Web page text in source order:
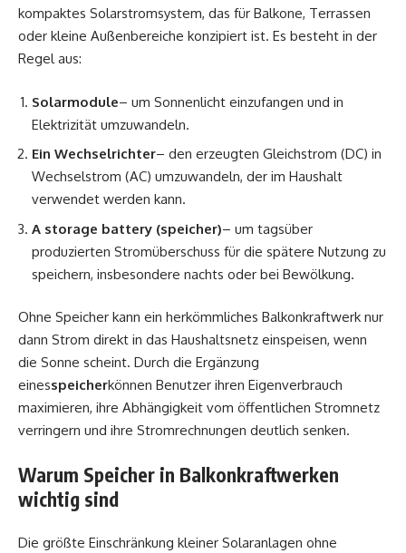
kompaktes Solarstromsystem, das für Balkone, Terrassen
oder kleine Außenbereiche konzipiert ist. Es besteht in der
Regel aus:
Solarmodule– um Sonnenlicht einzufangen und in
Elektrizität umzuwandeln.
Ein Wechselrichter– den erzeugten Gleichstrom (DC) in
Wechselstrom (AC) umzuwandeln, der im Haushalt
verwendet werden kann.
A storage battery (speicher)– um tagsüber
produzierten Stromüberschuss für die spätere Nutzung zu
speichern, insbesondere nachts oder bei Bewölkung.
Ohne Speicher kann ein herkömmliches Balkonkraftwerk nur
dann Strom direkt in das Haushaltsnetz einspeisen, wenn
die Sonne scheint. Durch die Ergänzung
einesspeicherkönnen Benutzer ihren Eigenverbrauch
maximieren, ihre Abhängigkeit vom öffentlichen Stromnetz
verringern und ihre Stromrechnungen deutlich senken.
Warum Speicher in Balkonkraftwerken
wichtig sind
Die größte Einschränkung kleiner Solaranlagen ohne